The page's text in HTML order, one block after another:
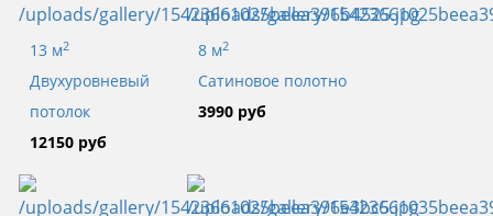
13 м2
Двухуровневый
потолок
12150 руб
8 м2
Сатиновое полотно
3990 руб